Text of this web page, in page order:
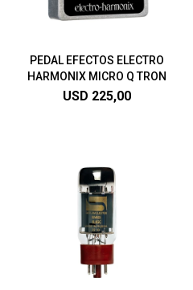
PEDAL EFECTOS ELECTRO
HARMONIX MICRO Q TRON
USD 225,00